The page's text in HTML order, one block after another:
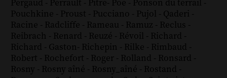
Pergaud - Perrault - Pitre- Poe - Ponson du terrail -
Pouchkine - Proust - Pucciano - Pujol - Qaderi -
Racine - Radcliffe - Rameau - Ramuz - Reclus -
Reibrach - Renard - Reuzé - Révoil - Richard -
Richard - Gaston- Richepin - Rilke - Rimbaud -
Robert - Rochefort - Roger - Rolland - Ronsard -
Rosny - Rosny aîné - Rosny_aîné - Rostand -